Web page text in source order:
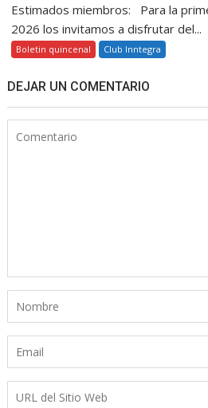
Estimados miembros: Para la
2026 los invitamos a disfrutar del...
Boletin quincenal Club Inntegra
DEJAR UN COMENTARIO